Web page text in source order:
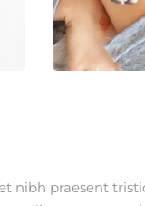
nibh praesent